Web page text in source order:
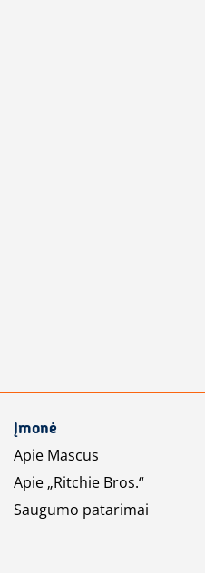
Įmonė
Apie Mascus
Apie „Ritchie Bros.“
Saugumo patarimai